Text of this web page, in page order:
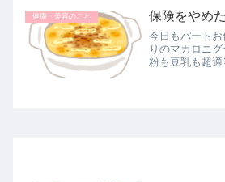
よ!!と言いたい
健康・美容のこと 保険をやめ
今日もパートお
りのマカロニ
粉も豆乳も超適